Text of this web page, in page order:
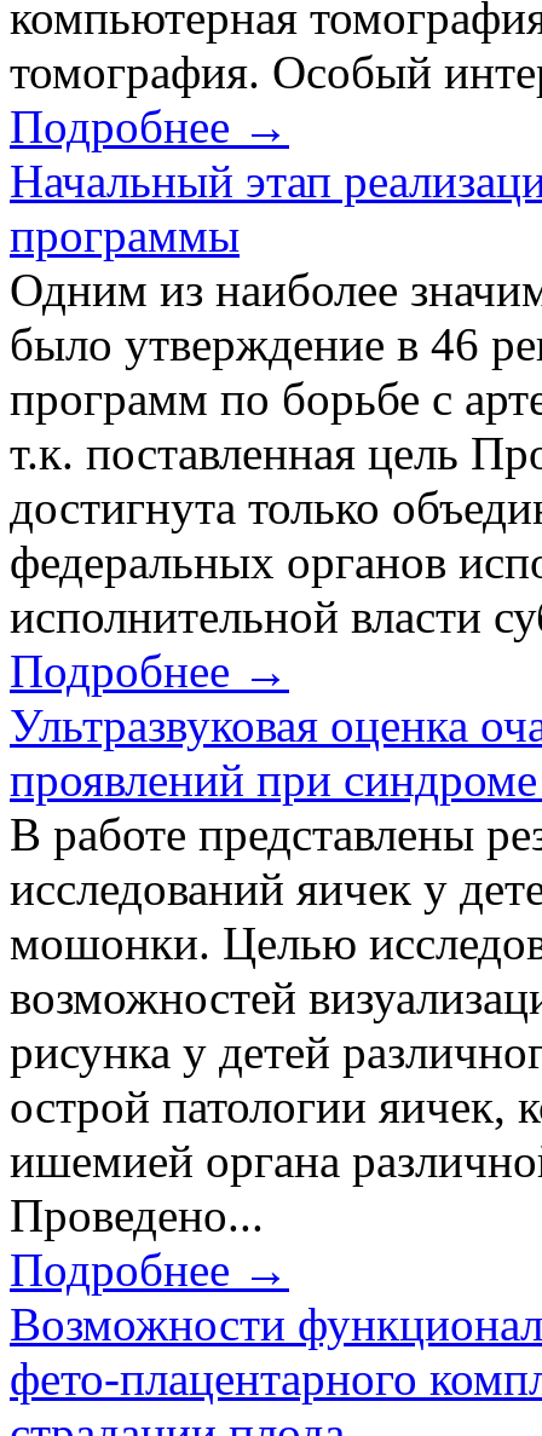
компьютерная
томография. Особый
Подробнее →
Начальный этап
программы
Одним из наиболее
было утверждение в 46
программ по борьбе с
т.к. поставленная цель
достигнута только
федеральных органов
исполнительной власти
Подробнее →
Ультразвуковая оценка
проявлений при
В работе представлены
исследований яичек у
мошонки. Целью
возможностей
рисунка у детей
острой патологии яичек,
ишемией органа
Проведено...
Подробнее →
Возможности
фето-плацентарного